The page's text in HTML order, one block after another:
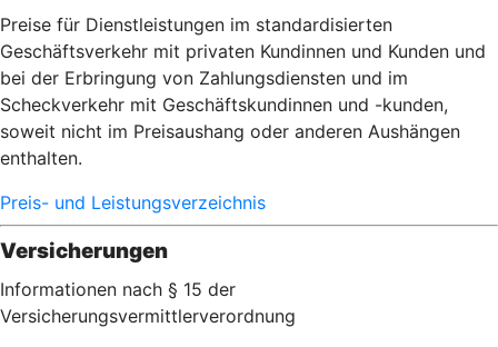
Preise für Dienstleistungen im standardisierten
Geschäftsverkehr mit privaten Kundinnen und Kunden und
bei der Erbringung von Zahlungsdiensten und im
Scheckverkehr mit Geschäftskundinnen und -kunden,
soweit nicht im Preisaushang oder anderen Aushängen
enthalten.
Preis- und Leistungsverzeichnis
Versicherungen
Informationen nach § 15 der
Versicherungsvermittlerverordnung